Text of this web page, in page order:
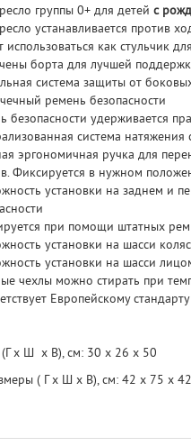
группы 0+ для детей с
устанавливается против
использоваться как стульчик
борта для лучшей
система защиты от
ремень безопасности
безопасности удерживается
система
эргономичная ручка для
Фиксируется в нужном
установки на заднем и
при помощи штатных
установки на шасси
установки на шасси
чехлы можно стирать при
Европейскому
х Ш х В), см: 30 х 26 х 50
( Г х Ш х В), см: 42 х 75 х 42